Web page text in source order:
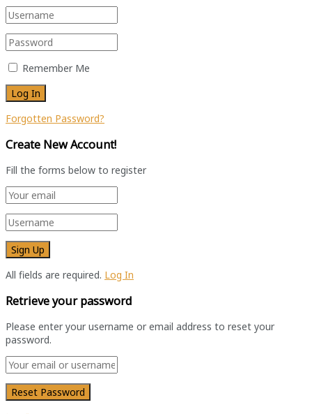
Remember Me
Forgotten Password?
Create New Account!
Fill the forms below to register
All fields are required. Log In
Retrieve your password
Please enter your username or email address to reset your
password.